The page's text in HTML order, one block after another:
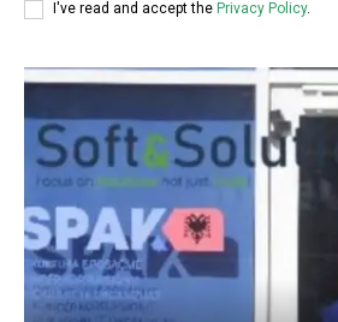
I've read and accept the Privacy Policy.